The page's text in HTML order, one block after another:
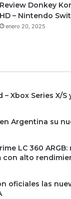
Review Donkey
HD – Nintendo
enero 20, 2025
Xbox Series X/S
Argentina su
LC 360
con alto
oficiales las